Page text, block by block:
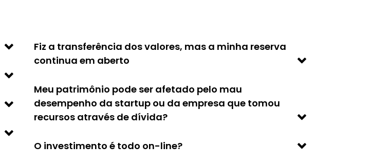
Fiz a transferência dos valores, mas a minha reserva
continua em aberto
Meu patrimônio pode ser afetado pelo mau
desempenho da startup ou da empresa que tomou
recursos através de dívida?
O investimento é todo on-line?